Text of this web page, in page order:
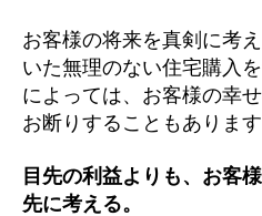
お客様の将来を真剣に考
いた無理のない住宅購入
によっては、お客様の幸
お断りすることもあります
目先の利益よりも、お客
先に考える。